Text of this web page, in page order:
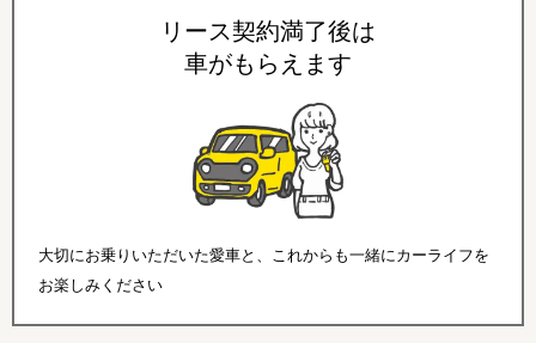
リース契約満了後は
車がもらえます
大切にお乗りいただいた愛車と、これからも一緒にカーライフを
お楽しみください